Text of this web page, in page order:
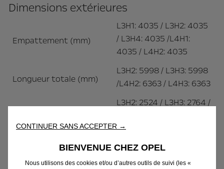
Dimensions extérieures
Empattement (mm)
L3H1: 4035 / L3H2: 4035
/ L3H4: 4035 /L4H1:
4035 / L4H2: 4035
Longueur totale (mm)
L3H2: 5998 / L3H3: 5998
/L4H2: 6363 / L4H3: 6363
L3H2: 2524 / L3H3: 2764 /
pliés/dépliés (mm)
2050 - 2690
CONTINUER SANS ACCEPTER →
BIENVENUE CHEZ OPEL
Nous utilisons des cookies et/ou d’autres outils de suivi (les «